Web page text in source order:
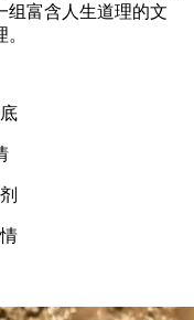
组富含人生道理的文